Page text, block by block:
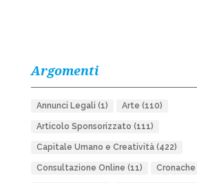
Argomenti
Annunci Legali (1) Arte (110)
Articolo Sponsorizzato (111)
Capitale Umano e Creatività(422)
Consultazione Online (11) Cronache